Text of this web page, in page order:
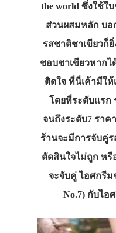
the world ซึ่งใช้ใ
ส่วนผสมหลัก บอ
รสชาติชาเขียวก็
ชอบชาเขียวหากไ
ติดใจ ที่นี่เค้ามีใ
โดยที่ระดับแรก
จนถึงระดับ7 ราค
ร้านจะมีการจับคู่
ตัดสินใจไม่ถูก หรื
จะจับคู่ ไอศกรีม
No.7) กับไอ